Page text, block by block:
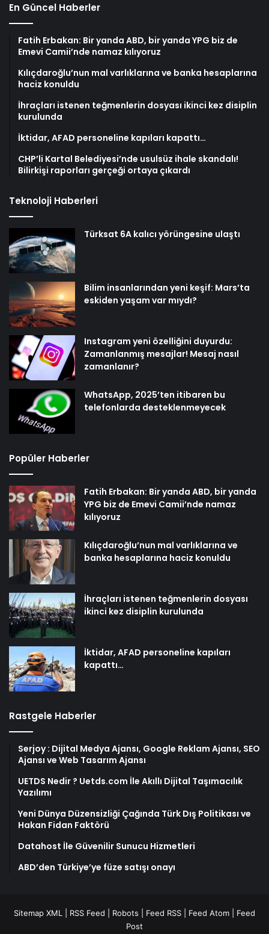
En Güncel Haberler
Fatih Erbakan: Bir yanda ABD, bir yanda YPG biz de
Emevi Camii’nde namaz kılıyoruz
Kılıçdaroğlu’nun mal varlıklarına ve banka hesaplarına
haciz konuldu
İhraçları istenen teğmenlerin dosyası ikinci kez disiplin
kurulunda
İktidar, AFAD personeline kapıları kapattı…
CHP’li Kartal Belediyesi’nde usulsüz ihale skandalı!
Bilirkişi raporları gerçeği ortaya çıkardı
Teknoloji Haberleri
Türksat 6A kalıcı yörüngesine ulaştı
Bilim insanlarından yeni keşif: Mars’ta
eskiden yaşam var mıydı?
Instagram yeni özelliğini duyurdu:
Zamanlanmış mesajlar! Mesaj nasıl
zamanlanır?
WhatsApp, 2025’ten itibaren bu
telefonlarda desteklenmeyecek
Popüler Haberler
Fatih Erbakan: Bir yanda ABD, bir yanda
YPG biz de Emevi Camii’nde namaz
kılıyoruz
Kılıçdaroğlu’nun mal varlıklarına ve
banka hesaplarına haciz konuldu
İhraçları istenen teğmenlerin dosyası
ikinci kez disiplin kurulunda
İktidar, AFAD personeline kapıları
kapattı…
Rastgele Haberler
Serjoy : Dijital Medya Ajansı, Google Reklam Ajansı, SEO
Ajansı ve Web Tasarım Ajansı
UETDS Nedir ? Uetds.com İle Akıllı Dijital Taşımacılık
Yazılımı
Yeni Dünya Düzensizliği Çağında Türk Dış Politikası ve
Hakan Fidan Faktörü
Datahost İle Güvenilir Sunucu Hizmetleri
ABD’den Türkiye’ye füze satışı onayı
Sitemap XML RSS Feed Robots Feed RSS Feed Atom
Feed
Post